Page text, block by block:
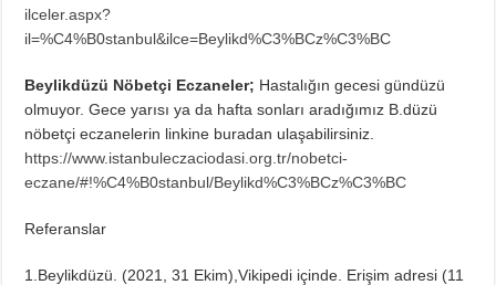
ilceler.aspx?
il=%C4%B0stanbul&ilce=Beylikd%C3%BCz%C3%BC
Beylikdüzü Nöbetçi Eczaneler; Hastalığın gecesi gündüzü
olmuyor. Gece yarısı ya da hafta sonları aradığımız B.düzü
nöbetçi eczanelerin linkine buradan ulaşabilirsiniz.
https://www.istanbuleczaciodasi.org.tr/nobetci-
eczane/#!%C4%B0stanbul/Beylikd%C3%BCz%C3%BC
Referanslar
1.Beylikdüzü. (2021, 31 Ekim),Vikipedi içinde. Erişim adresi (11